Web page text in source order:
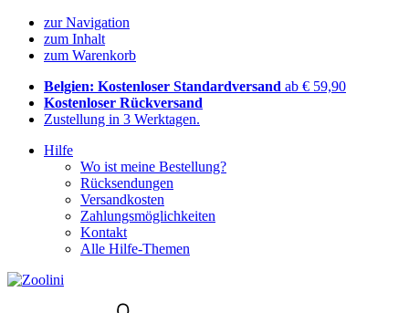
zur Navigation
zum Inhalt
zum Warenkorb
Belgien: Kostenloser Standardversand ab € 59,90
Kostenloser Rückversand
Zustellung in 3 Werktagen.
Hilfe
Wo ist meine Bestellung?
Rücksendungen
Versandkosten
Zahlungsmöglichkeiten
Kontakt
Alle Hilfe-Themen